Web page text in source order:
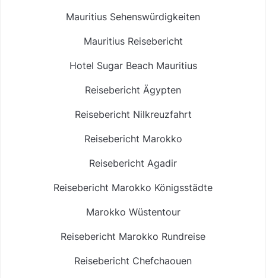
Mauritius Sehenswürdigkeiten
Mauritius Reisebericht
Hotel Sugar Beach Mauritius
Reisebericht Ägypten
Reisebericht Nilkreuzfahrt
Reisebericht Marokko
Reisebericht Agadir
Reisebericht Marokko Königsstädte
Marokko Wüstentour
Reisebericht Marokko Rundreise
Reisebericht Chefchaouen